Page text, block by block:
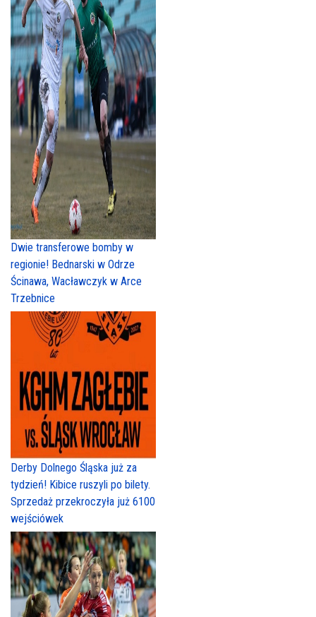
Dwie transferowe bomby w
regionie! Bednarski w Odrze
Ścinawa, Wacławczyk w Arce
Trzebnice
Derby Dolnego Śląska już za
tydzień! Kibice ruszyli po bilety.
Sprzedaż przekroczyła już 6100
wejściówek